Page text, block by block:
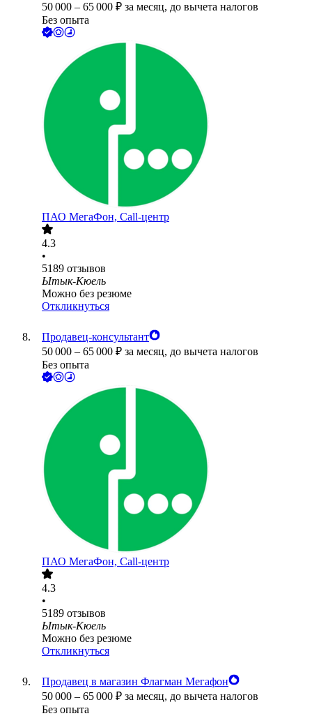
50 000 – 65 000 ₽ за месяц, до вычета налогов
Без опыта
ПАО МегаФон, Call-центр
4.3
•
5189 отзывов
Ытык-Кюель
Можно без резюме
Откликнуться
Продавец-консультант
50 000 – 65 000 ₽ за месяц, до вычета налогов
Без опыта
ПАО МегаФон, Call-центр
4.3
•
5189 отзывов
Ытык-Кюель
Можно без резюме
Откликнуться
Продавец в магазин Флагман Мегафон
50 000 – 65 000 ₽ за месяц, до вычета налогов
Без опыта